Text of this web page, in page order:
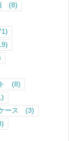
(8)
(8)
ース
(3)